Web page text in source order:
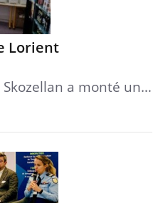
Lorient
a monté un…